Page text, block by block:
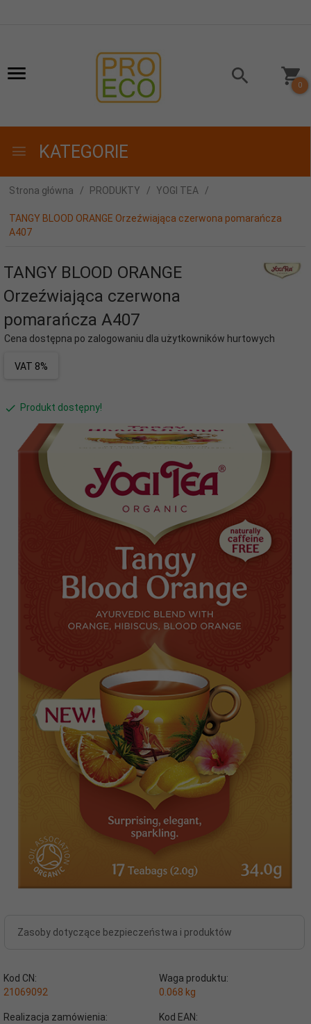
0
KATEGORIE
Strona główna PRODUKTY YOGI TEA
TANGY BLOOD ORANGE Orzeźwiająca czerwona pomarańcza
A407
TANGY BLOOD ORANGE
Orzeźwiająca czerwona
pomarańcza A407
Cena dostępna po zalogowaniu dla użytkowników hurtowych
VAT 8%
Produkt dostępny!
Zasoby dotyczące bezpieczeństwa i produktów
Kod CN:
21069092
Waga produktu:
0.068 kg
Realizacja zamówienia:
Kod EAN: